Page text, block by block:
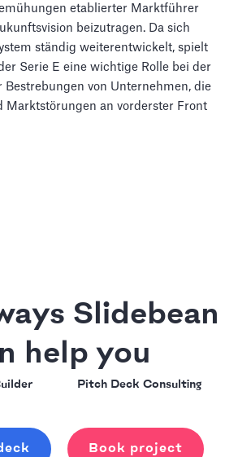
etablierter Marktführer
beizutragen. Da sich
ständig weiterentwickelt, spielt
Serie E eine wichtige Rolle bei der
Bestrebungen von Unternehmen, die
Marktstörungen an vorderster Front
Slidebean
help you
Pitch Deck Consulting
Book project